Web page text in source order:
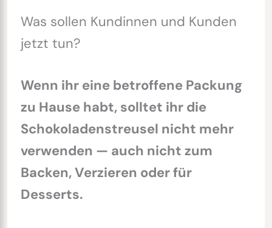
Was sollen Kundinnen und Kunden
jetzt tun?
Wenn ihr eine betroffene Packung
zu Hause habt, solltet ihr die
Schokoladenstreusel nicht mehr
verwenden — auch nicht zum
Backen, Verzieren oder für
Desserts.